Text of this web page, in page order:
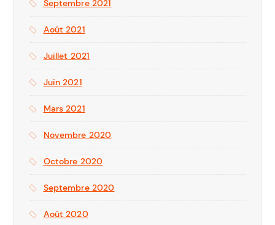
Septembre 2021
Août 2021
Juillet 2021
Juin 2021
Mars 2021
Novembre 2020
Octobre 2020
Septembre 2020
Août 2020